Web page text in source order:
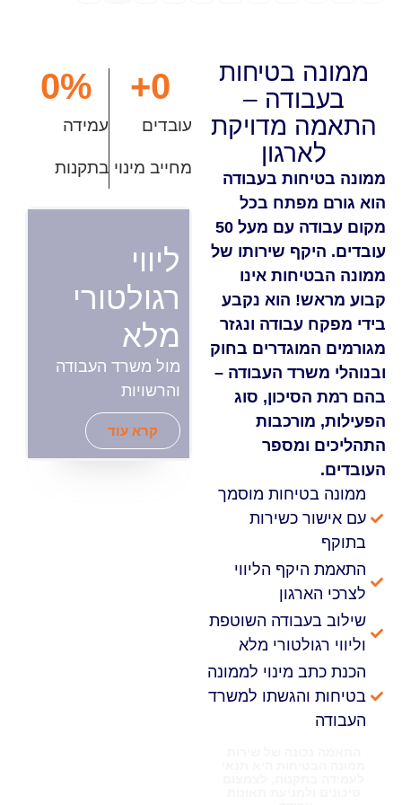
בטיחות
–
מדויקת
בעבודה
בכל
מקום עבודה עם מעל 50
שירותו של
אינו
הוא נקבע
ונגזר
בחוק
העבודה –
סוג
ומספר
מוסמך
כשירות
הליווי
השוטפת
מלא
מינוי לממונה
והגשתו למשרד
עובדים
מחייב מינוי
0
+
עמידה
בתקנות
%
0
ליווי
רגולטורי
מלא
מול משרד העבודה
והרשויות